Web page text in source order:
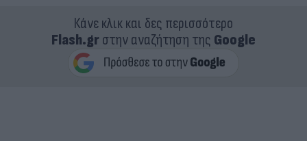
Κάνε κλικ και δες περισσότερο
Flash.grστην αναζήτηση της Google